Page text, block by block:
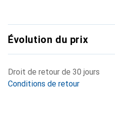
Évolution du prix
Droit de retour de 30 jours
Conditions de retour